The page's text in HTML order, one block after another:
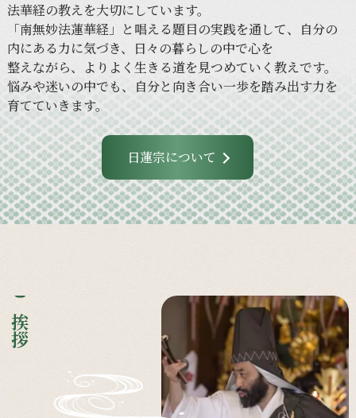
法華経の教えを大切にしています。
「南無妙法蓮華経」と唱える題目の実践を通して、
自分の
内にある力に気づき、 日々の暮らしの中で心を
整えながら、
より よく 生きる道を見つめていく 教えです。
悩みや迷いの中でも、 自分と向き合い一歩を踏み出す力を
育てていきます。
日蓮宗について
ご挨拶